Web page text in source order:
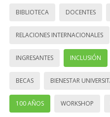
BIBLIOTECA DOCENTES
RELACIONES INTERNACIONALES
INGRESANTES INCLUSIÓN
BECAS BIENESTAR
100 AÑOS WORKSHOP